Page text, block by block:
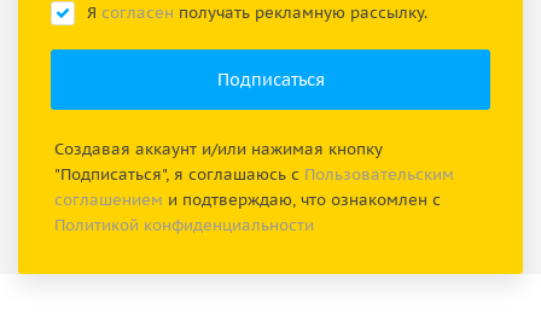
Я согласен получать рекламную рассылку.
Создавая аккаунт и/или нажимая кнопку
"Подписаться", я соглашаюсь с Пользовательским
соглашением и подтверждаю, что ознакомлен с
Политикой конфиденциальности